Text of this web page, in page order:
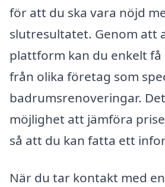
för att du ska vara nöjd
slutresultatet. Genom att
plattform kan du enkelt
från olika företag som
badrumsrenoveringar.
möjlighet att jämföra
så att du kan fatta ett
När du tar kontakt med